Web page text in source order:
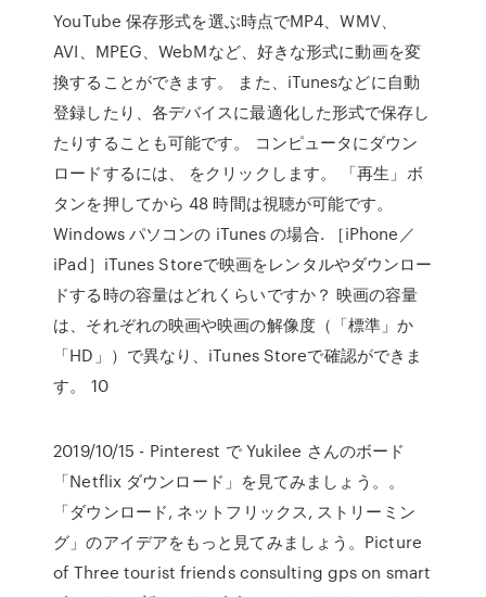
YouTube 保存形式を選ぶ時点でMP4、WMV、
AVI、MPEG、WebMなど、好きな形式に動画を変
換することができます。 また、iTunesなどに自動
登録したり、各デバイスに最適化した形式で保存し
たりすることも可能です。 コンピュータにダウン
ロードするには、 をクリックします。 「再生」ボ
タンを押してから 48 時間は視聴が可能です。
Windows パソコンの iTunes の場合. ［iPhone／
iPad］iTunes Storeで映画をレンタルやダウンロー
ドする時の容量はどれくらいですか？ 映画の容量
は、それぞれの映画や映画の解像度（「標準」か
「HD」）で異なり、iTunes Storeで確認ができま
す。 10
2019/10/15 - Pinterest で Yukilee さんのボード
「Netflix ダウンロード」を見てみましょう。。
「ダウンロード, ネットフリックス, ストリーミン
グ」のアイデアをもっと見てみましょう。Picture
of Three tourist friends consulting gps on smart